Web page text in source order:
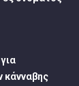
κάνναβης